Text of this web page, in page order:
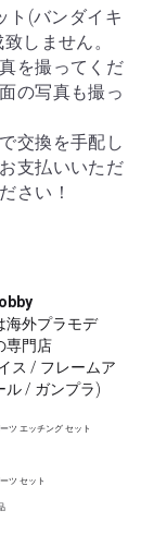
ト(バンダイキ
しません。
を撮ってくだ
の写真も撮っ
交換を手配し
支払いいただ
さい！
海外プラモデ
専門店
ス / フレームア
ル / ガンプラ)
ツ エッチング セット
ツ セット